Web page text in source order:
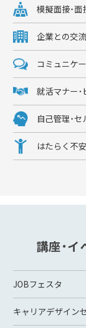
模擬面接・
企業との交
コミュニケ
就活マナー
自己管理・
はたらく不
講座・
JOBフェスタ
キャリアデザイン